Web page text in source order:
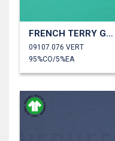
FRENCH TERRY GOTS
09107.076 VERT
95%CO/5%EA